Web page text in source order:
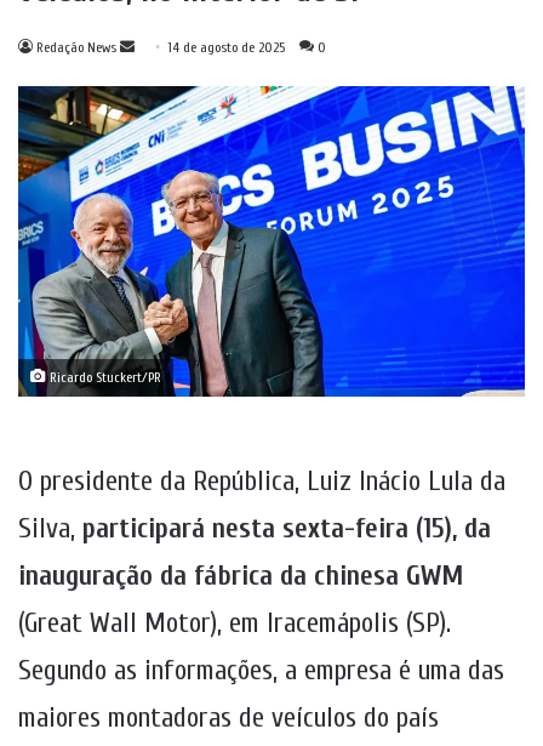
Redação News
Mande
e-
mail
14 de agosto de 2025 0
Ricardo Stuckert/PR
O presidente da República, Luiz Inácio Lula da
Silva, participará nesta sexta-feira (15), da
inauguração da fábrica da chinesa GWM
(Great Wall Motor), em Iracemápolis (SP).
Segundo as informações, a empresa é uma das
maiores montadoras de veículos do país